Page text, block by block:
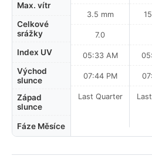
Max. vítr
Celkové
srážky
Index UV
Východ
slunce
Západ
slunce
Fáze Měsíce
3.5 mm
7.0
05:33 AM
07:44 PM
Last Quarter